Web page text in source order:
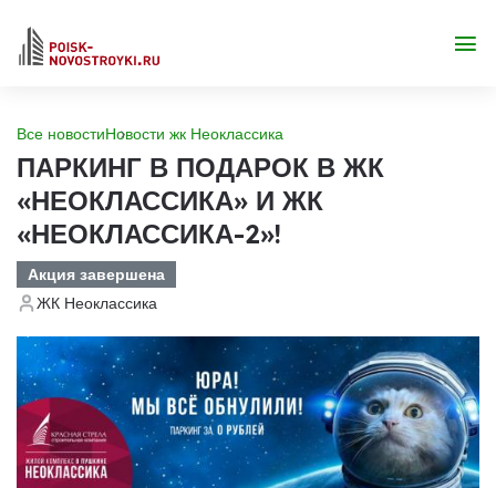
Все новостиНовости жк Неоклассика
ПАРКИНГ В ПОДАРОК В ЖК
«НЕОКЛАССИКА» И ЖК
«НЕОКЛАССИКА-2»!
Акция завершена
ЖК Неоклассика